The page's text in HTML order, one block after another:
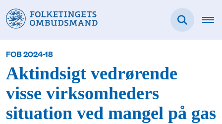
FOB 2024-18
Aktindsigt vedrørende
visse virksomheders
situation ved mangel på gas